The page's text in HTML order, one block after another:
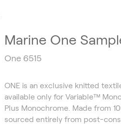
Marine One
One 6515
ONE is an exclusive knitted
available only for Variable™
Plus Monochrome. Made from
sourced entirely from post-